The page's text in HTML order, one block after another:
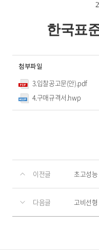
한국표
첨부파일
3.입찰공고문(안).pdf
4.구매규격서.hwp
이전글 초고성
다음글